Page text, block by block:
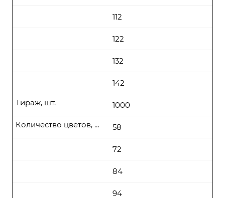
112
122
132
142
1000
Тираж, шт.
58
Количество цветов, цена (руб\шт) от
72
84
94